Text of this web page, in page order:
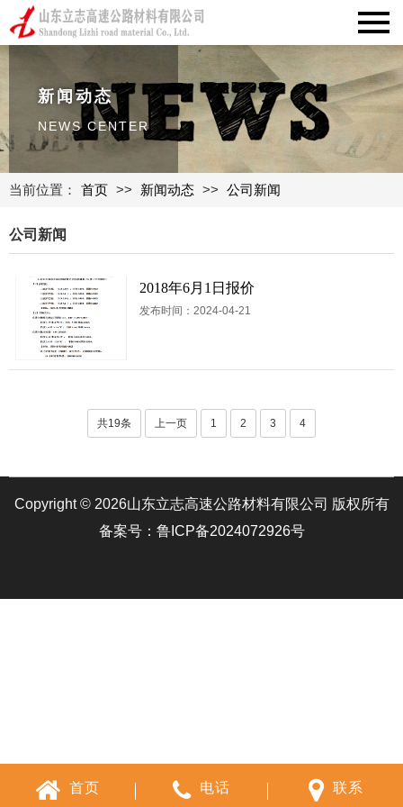
新闻动态
NEWS CENTER
当前位置： 首页 >> 新闻动态 >> 公司新闻
公司新闻
2018年6月1日报价
发布时间：2024-04-21
共19条 上一页 1 2 3 4
Copyright © 2026山东立志高速公路材料有限公司 版权所有
备案号：鲁ICP备2024072926号
首页 电话 联系